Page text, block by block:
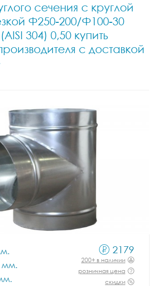
сечения с круглой
Ф250-200/Ф100-30
304) 0,50 купить
с доставкой
мм.
2179
200+ в наличии
розничная цена
скидки